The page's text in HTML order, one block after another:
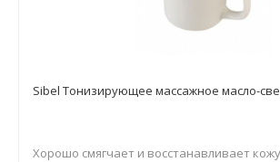
Sibel Тонизирующее массажное масло-
Хорошо смягчает и восстанавливает